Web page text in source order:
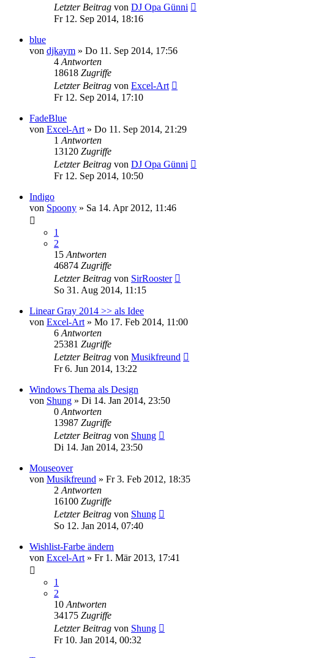
Letzter Beitrag von DJ Opa Günni
Fr 12. Sep 2014, 18:16
blue
von djkaym » Do 11. Sep 2014, 17:56
4 Antworten
18618 Zugriffe
Letzter Beitrag von Excel-Art
Fr 12. Sep 2014, 17:10
FadeBlue
von Excel-Art » Do 11. Sep 2014, 21:29
1 Antworten
13120 Zugriffe
Letzter Beitrag von DJ Opa Günni
Fr 12. Sep 2014, 10:50
Indigo
von Spoony » Sa 14. Apr 2012, 11:46
1
2
15 Antworten
46874 Zugriffe
Letzter Beitrag von SirRooster
So 31. Aug 2014, 11:15
Linear Gray 2014 >> als Idee
von Excel-Art » Mo 17. Feb 2014, 11:00
6 Antworten
25381 Zugriffe
Letzter Beitrag von Musikfreund
Fr 6. Jun 2014, 13:22
Windows Thema als Design
von Shung » Di 14. Jan 2014, 23:50
0 Antworten
13987 Zugriffe
Letzter Beitrag von Shung
Di 14. Jan 2014, 23:50
Mouseover
von Musikfreund » Fr 3. Feb 2012, 18:35
2 Antworten
16100 Zugriffe
Letzter Beitrag von Shung
So 12. Jan 2014, 07:40
Wishlist-Farbe ändern
von Excel-Art » Fr 1. Mär 2013, 17:41
1
2
10 Antworten
34175 Zugriffe
Letzter Beitrag von Shung
Fr 10. Jan 2014, 00:32